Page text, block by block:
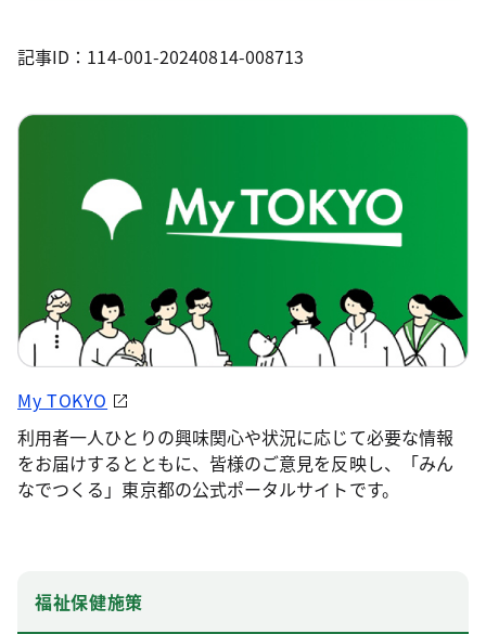
記事ID：114-001-20240814-008713
My TOKYO
利用者一人ひとりの興味関心や状況に応じて必要な情報
をお届けするとともに、皆様のご意見を反映し、「みん
なでつくる」東京都の公式ポータルサイトです。
福祉保健施策